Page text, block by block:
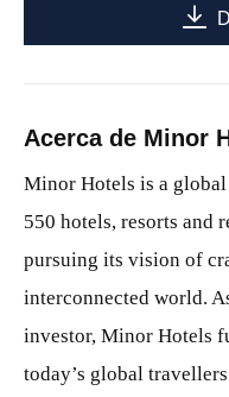
Acerca de Minor
Minor Hotels is a
550 hotels, resorts and
pursuing its vision of
interconnected world.
investor, Minor Hotels
today’s global